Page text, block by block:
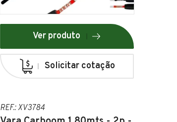
Ver produto
Solicitar cotação
REF.: XV3784